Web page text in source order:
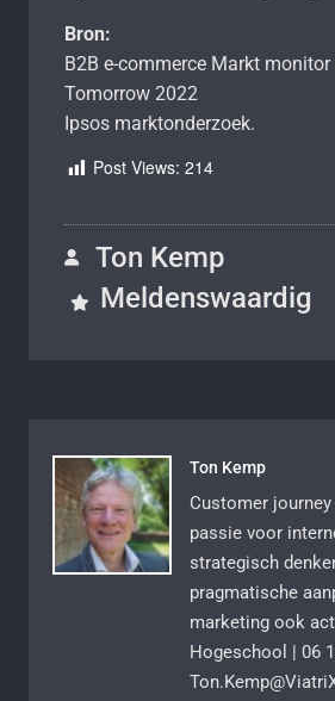
Bron:
B2B e-commerce Markt
Tomorrow 2022
Ipsos marktonderzoek.
Post Views: 214
Ton Kemp
Meldenswaardig
Ton Kemp
Customer
passie voor
strategisch
pragmatische
marketing ook
Hogeschool | 06